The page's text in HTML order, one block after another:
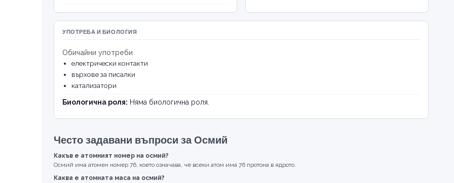
УПОТРЕБА И БИОЛОГИЯ
Обичайни употреби
електрически контакти
върхове за писалки
катализатори
Биологична роля: Няма биологична роля.
Често задавани въпроси за Осмий
Какъв е атомният номер на осмий?
Осмий има атомен номер 76, което означава, че всеки атом има 76 протона в ядрото.
Каква е атомната маса на осмий?